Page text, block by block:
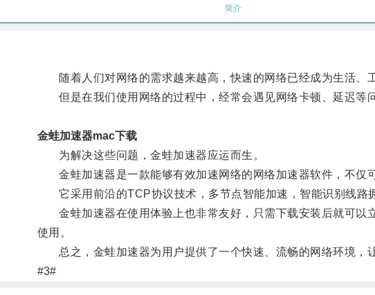
简介
随着人们对网络的需求越来越高，快速的网络已经成为生活、工
但是在我们使用网络的过程中，经常会遇见网络卡顿、延迟等
金蛙加速器mac下载
为解决这些问题，金蛙加速器应运而生。
金蛙加速器是一款能够有效加速网络的网络加速器软件，不仅
它采用前沿的TCP协议技术，多节点智能加速，智能识别线路
金蛙加速器在使用体验上也非常友好，只需下载安装后就可以
使用。
总之，金蛙加速器为用户提供了一个快速、流畅的网络环境，
#3#